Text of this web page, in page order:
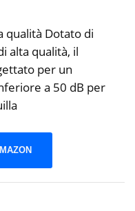
qualità Dotato di
alta qualità, il
per un
a 50 dB per